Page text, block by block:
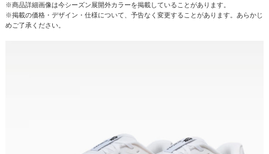
※商品詳細画像は今シーズン展開外カラーを掲載していることがあります。
※掲載の価格・デザイン・仕様について、予告なく変更することがあります。あらかじ
めご了承ください。